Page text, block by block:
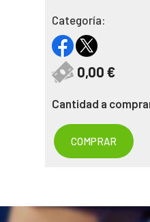
Categoría:
0,00 €
Cantidad a
COMPRAR